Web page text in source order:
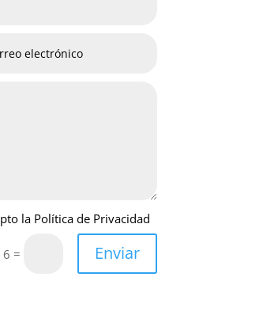
la Política de Privacidad
6 = Enviar